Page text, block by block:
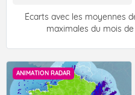
Écarts avec les moyennes
maximales du mois de
ANIMATION RADAR